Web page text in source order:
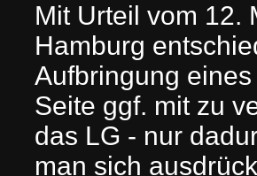
Mit Urteil vom 12.
Hamburg
Aufbringung
Seite ggf. mit zu
das LG - nur
man sich